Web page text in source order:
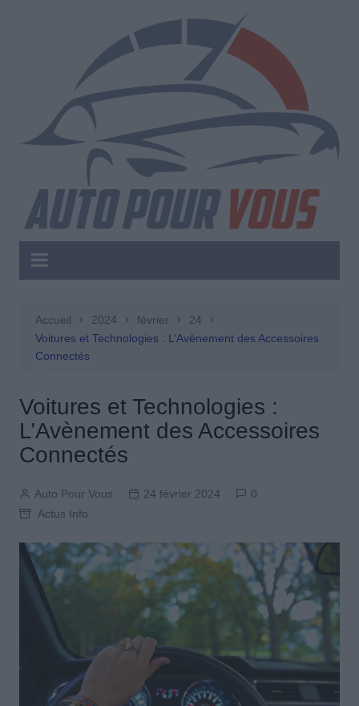
Accueil 2024 février
24
Voitures et Technologies : L’Avènement des Accessoires
Connectés
Voitures et Technologies :
L’Avènement des Accessoires
Connectés
Auto Pour Vous 24 février 2024
0
Actus Info